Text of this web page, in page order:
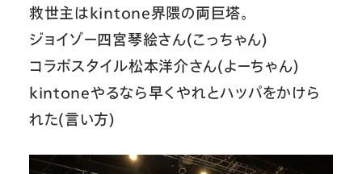
救世主はkintone界隈の両巨塔。
ジョイゾー四宮琴絵さん(こっちゃん)
コラボスタイル松本洋介さん(よーちゃん)
kintoneやるなら早くやれとハッパをかけら
れた(言い方)